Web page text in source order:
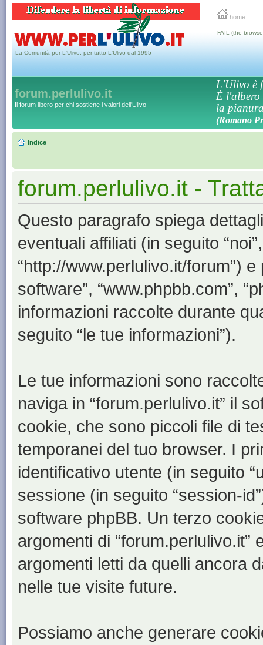
home
La Comunità per L'Ulivo, per tutto L'Ulivo dal 1995
FAIL (the
forum.perlulivo.it
Il forum libero per chi sostiene i valori dell'Ulivo
L'Ulivo è
È l'albero
la
(Romano
Indice
forum.perlulivo.it -
Questo paragrafo spiega
eventuali affiliati (in seguito
“http://www.perlulivo.it/forum”) e
software”, “www.phpbb.com”,
informazioni raccolte durante
seguito “le tue informazioni”).
Le tue informazioni sono
naviga in “forum.perlulivo.it” il
cookie, che sono piccoli file di
temporanei del tuo browser. I
identificativo utente (in seguito
sessione (in seguito “session-
software phpBB. Un terzo
argomenti di
argomenti letti da quelli ancora
nelle tue visite future.
Possiamo anche generare